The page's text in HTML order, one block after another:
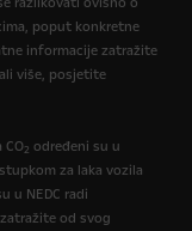
poput konkretne
informacije zatražite
više, posjetite
2 određeni su u
za laka vozila
u NEDC radi
od svog